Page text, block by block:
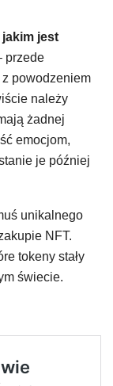
jest
przede
powodzeniem
należy
żadnej
emocjom,
je później
unikalnego
NFT.
tokeny stały
świecie.